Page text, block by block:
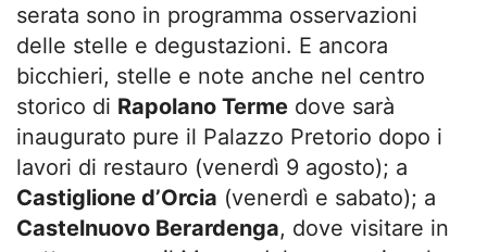
serata sono in programma osservazioni
delle stelle e degustazioni. E ancora
bicchieri, stelle e note anche nel centro
storico di Rapolano Terme dove sarà
inaugurato pure il Palazzo Pretorio dopo i
lavori di restauro (venerdì 9 agosto); a
Castiglione d’Orcia (venerdì e sabato); a
Castelnuovo Berardenga, dove visitare in